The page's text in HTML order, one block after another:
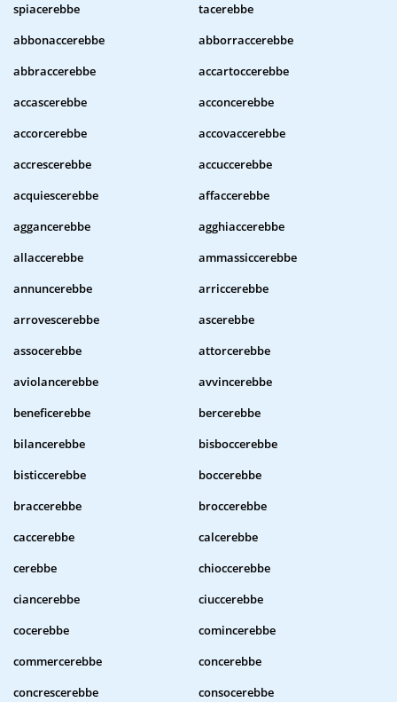
spiacerebbe
tacerebbe
abbonaccerebbe
abborraccerebbe
abbraccerebbe
accartoccerebbe
accascerebbe
acconcerebbe
accorcerebbe
accovaccerebbe
accrescerebbe
accuccerebbe
acquiescerebbe
affaccerebbe
aggancerebbe
agghiaccerebbe
allaccerebbe
ammassiccerebbe
annuncerebbe
arriccerebbe
arrovescerebbe
ascerebbe
assocerebbe
attorcerebbe
aviolancerebbe
avvincerebbe
beneficerebbe
bercerebbe
bilancerebbe
bisboccerebbe
bisticcerebbe
boccerebbe
braccerebbe
broccerebbe
caccerebbe
calcerebbe
cerebbe
chioccerebbe
ciancerebbe
ciuccerebbe
cocerebbe
comincerebbe
commercerebbe
concerebbe
concrescerebbe
consocerebbe